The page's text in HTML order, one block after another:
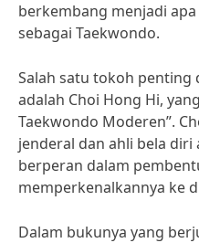
berkembang menjadi
sebagai Taekwondo.
Salah satu tokoh penting
adalah Choi Hong Hi,
Taekwondo Moderen”.
jenderal dan ahli bela diri
berperan dalam
memperkenalkannya ke
Dalam bukunya yang